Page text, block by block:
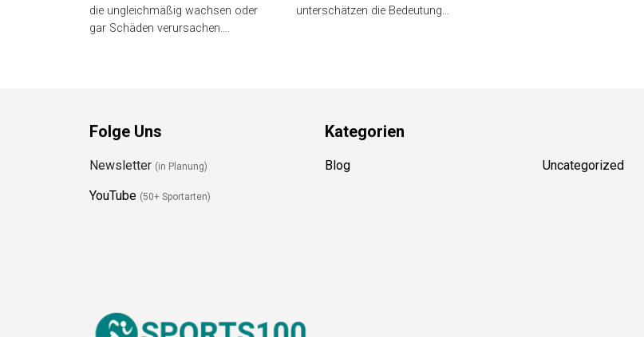
die ungleichmäßig wachsen oder
gar Schäden verursachen….
unterschätzen die Bedeutung…
Folge Uns
Newsletter(in Planung)
YouTube (50+ Sportarten)
Kategorien
Blog Uncategorized